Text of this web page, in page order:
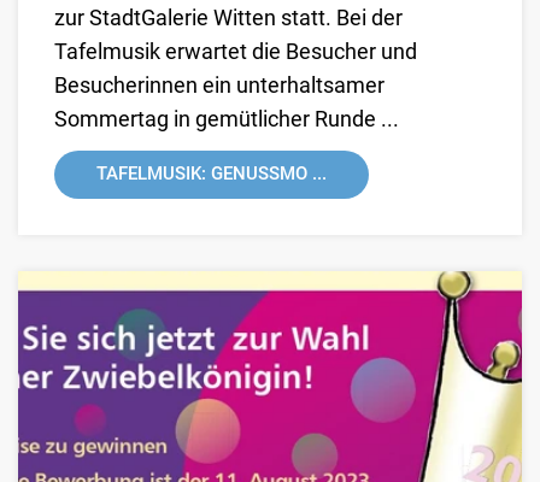
zur StadtGalerie Witten statt. Bei der
Tafelmusik erwartet die Besucher und
Besucherinnen ein unterhaltsamer
Sommertag in gemütlicher Runde ...
TAFELMUSIK: GENUSSMO ...